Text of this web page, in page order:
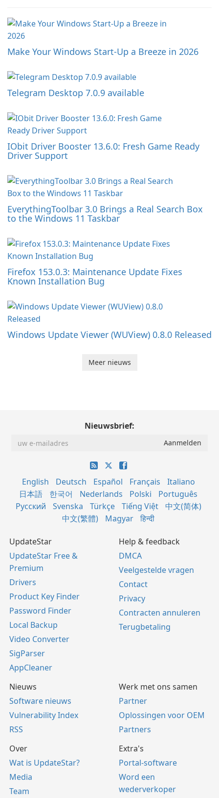
Make Your Windows Start-Up a Breeze in 2026
Telegram Desktop 7.0.9 available
IObit Driver Booster 13.6.0: Fresh Game Ready
Driver Support
EverythingToolbar 3.0 Brings a Real Search Box
to the Windows 11 Taskbar
Firefox 153.0.3: Maintenance Update Fixes
Known Installation Bug
Windows Update Viewer (WUView) 0.8.0 Released
Meer nieuws
Nieuwsbrief:
English Deutsch Español Français
Italiano
日本語
한국어 Nederlands Polski
Português
Русский
Svenska Türkçe Tiếng Việt
中文(简体)
中文(繁體)
Magyar हिन्दी
UpdateStar
UpdateStar Free &
Premium
Drivers
Product Key Finder
Password Finder
Local Backup
Video Converter
SigParser
AppCleaner
Help & feedback
DMCA
Veelgestelde vragen
Contact
Privacy
Contracten annuleren
Terugbetaling
Nieuws
Software nieuws
Vulnerability Index
RSS
Werk met ons samen
Partner
Oplossingen voor OEM
Partners
Over
Wat is UpdateStar?
Media
Team
Extra's
Portal-software
Word een
wederverkoper